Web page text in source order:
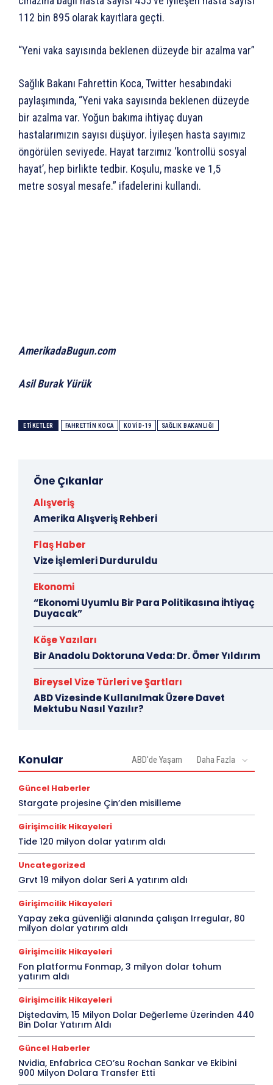
112 bin 895 olarak kayıtlara geçti.
“Yeni vaka sayısında beklenen düzeyde bir azalma var”
Sağlık Bakanı Fahrettin Koca, Twitter hesabındaki
paylaşımında, “Yeni vaka sayısında beklenen düzeyde
bir azalma var. Yoğun bakıma ihtiyaç duyan
hastalarımızın sayısı düşüyor. İyileşen hasta sayımız
öngörülen seviyede. Hayat tarzımız ‘kontrollü sosyal
hayat’, hep birlikte tedbir. Koşulu, maske ve 1,5
metre sosyal mesafe.” ifadelerini kullandı.
AmerikadaBugun.com
Asil Burak Yürük
ETIKETLER FAHRETTIN KOCA KOVID-19 SAĞLIK BAKANLIĞI
Öne Çıkanlar
Alışveriş
Amerika Alışveriş Rehberi
Flaş Haber
Vize İşlemleri Durduruldu
Ekonomi
“Ekonomi Uyumlu Bir Para Politikasına İhtiyaç
Duyacak”
Köşe Yazıları
Bir Anadolu Doktoruna Veda: Dr. Ömer Yıldırım
Bireysel Vize Türleri ve Şartları
ABD Vizesinde Kullanılmak Üzere Davet
Mektubu Nasıl Yazılır?
Konular ABD'de Yaşam Daha Fazla
Güncel Haberler
Stargate projesine Çin’den misilleme
Girişimcilik Hikayeleri
Tide 120 milyon dolar yatırım aldı
Uncategorized
Grvt 19 milyon dolar Seri A yatırım aldı
Girişimcilik Hikayeleri
Yapay zeka güvenliği alanında çalışan Irregular, 80
milyon dolar yatırım aldı
Girişimcilik Hikayeleri
Fon platformu Fonmap, 3 milyon dolar tohum
yatırım aldı
Girişimcilik Hikayeleri
Diştedavim, 15 Milyon Dolar Değerleme Üzerinden 440
Bin Dolar Yatırım Aldı
Güncel Haberler
Nvidia, Enfabrica CEO’su Rochan Sankar ve Ekibini
900 Milyon Dolara Transfer Etti